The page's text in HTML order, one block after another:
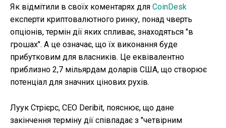
Як відмітили в своїх коментарях для CoinDesk
експерти криптовалютного ринку, понад чверть
опціонів, термін дії яких спливає, знаходяться "в
грошах". А це означає, що їх виконання буде
прибутковим для власників. Це еквівалентно
приблизно 2,7 мільярдам доларів США, що створює
потенціал для значних цінових рухів.
Луук Стрієрс, CEO Deribit, пояснює, що дане
закінчення терміну дії співпадає з "четвірним